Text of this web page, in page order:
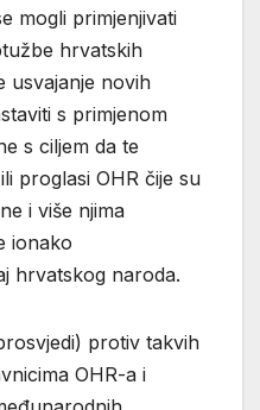
mogli primjenjivati
hrvatskih
usvajanje novih
s primjenom
s ciljem da te
proglasi OHR čije su
i više njima
ionako
hrvatskog naroda.
protiv takvih
OHR-a i